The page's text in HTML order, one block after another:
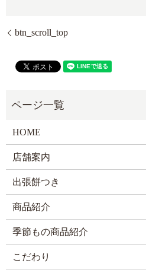
btn_scroll_top
HOME
店舗案内
出張餅つき
商品紹介
季節もの商品紹介
こだわり